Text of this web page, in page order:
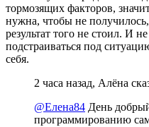
тормозящих факторов,
нужна, чтобы не
результат того не стоил. И
подстраиваться под
себя.
2 часа назад, Алёна
@Елена84 День
программированию